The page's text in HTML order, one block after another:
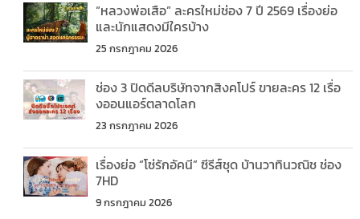
“หลวงพ่อเสือ” ละครใหม่ช่อง 7 ปี 2569 เรื่องย่อ
และนักแสดงมีใครบ้าง
25 กรกฎาคม 2026
ช่อง 3 ปิดดีลบริษัทจากสิงคโปร์ ขายละคร 12 เรื่อ
งออนแอร์ตลาดโลก
23 กรกฎาคม 2026
เรื่องย่อ “โซ่รักอัคนี” ซีรีส์ชุด บ้านวาทินวณิช ช่อง
7HD
9 กรกฎาคม 2026